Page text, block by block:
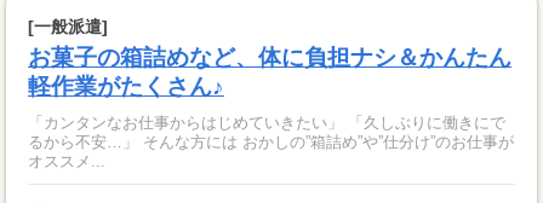
[一般派遣]
お菓子の箱詰めなど、体に負担ナシ＆かんたん
軽作業がたくさん♪
「カンタンなお仕事からはじめていきたい」 「久しぶりに働きにで
るから不安…」 そんな方には おかしの”箱詰め”や”仕分け”のお仕事が
オススメ...